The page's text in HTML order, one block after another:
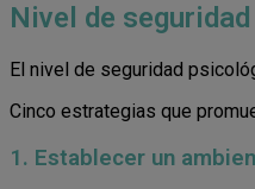
Nivel de
El nivel de seguridad
Cinco estrategias que
1. Establecer un